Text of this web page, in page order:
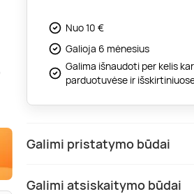
Nuo 10 €
Galioja 6 mėnesius
Galima išnaudoti per kelis
parduotuvėse ir
Galimi pristatymo būdai
Galimi atsiskaitymo būdai